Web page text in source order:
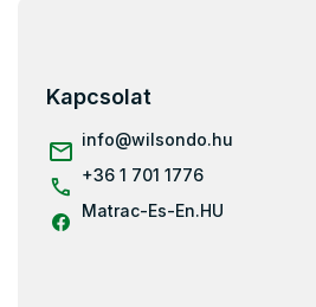
Kapcsolat
info@wilsondo.hu
+36 1 701 1776
Matrac-Es-En.HU